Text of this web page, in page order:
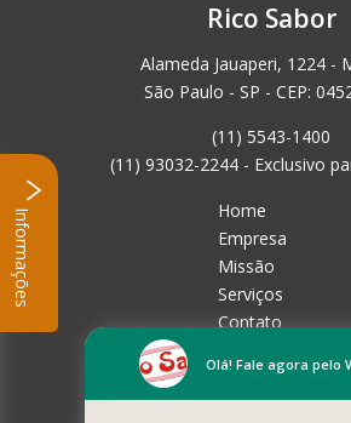
Rico Sabor
Alameda Jauaperi, 1224 -
São Paulo - SP - CEP:
(11) 5543-1400
(11) 93032-2244 - Exclusivo
Home
Empresa
Missão
Serviços
Contato
Mais Serviços
Olá! Fale agora pelo
Informações